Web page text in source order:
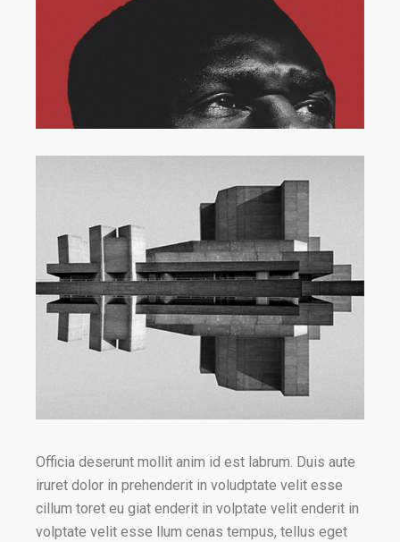
Officia deserunt mollit anim id est labrum. Duis aute
iruret dolor in prehenderit in voludptate velit esse
cillum toret eu giat enderit in volptate velit enderit in
volptate velit esse llum cenas tempus, tellus eget